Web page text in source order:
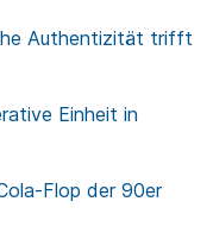
Authentizität trifft
Einheit in
Flop der 90er